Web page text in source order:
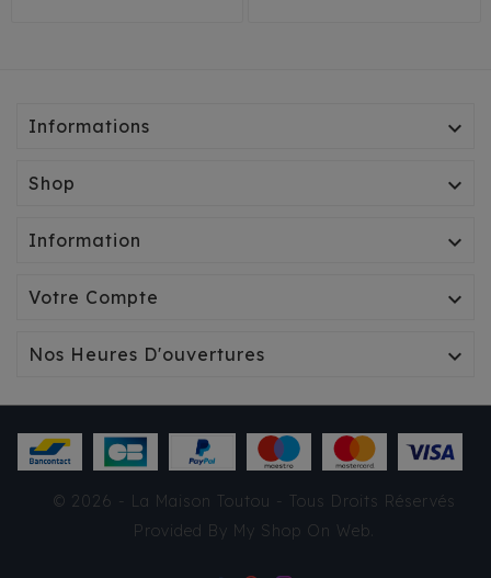
DOUDOUNE
CAMEL/NOIR
48,95 €
Informations 
Shop 
Information 
Votre Compte 
Nos Heures D'ouvertures 
© 2026 - La Maison Toutou - Tous Droits Réservés
Provided By My Shop On Web